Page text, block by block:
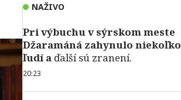
NAŽIVO
Pri výbuchu v sýrskom meste
Džaramáná zahynulo niekoľko
ľudí a ďalší sú zranení.
20:23